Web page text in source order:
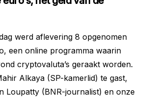
werd aflevering 8 opgenomen
een online programma waarin
cryptovaluta’s geraakt worden.
Alkaya (SP-kamerlid) te gast,
Loupatty (BNR-journalist) en onze